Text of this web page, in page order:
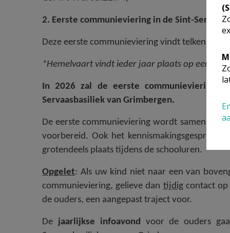
2. Eerste communieviering in de Sint-
Deze eerste communieviering vindt telkens
*Hemelvaart vindt ieder jaar plaats op een
In 2026 zal de eerste communieviering
Servaasbasiliek van Grimbergen.
De eerste communieviering wordt samen met
voorbereid. Ook het kennismakingsgesprek,
grotendeels plaats tijdens de schooluren.
Opgelet: Als uw kind niet naar een van
communieviering, gelieve dan tijdigcontact op
de ouders, een aangepast traject voor.
De jaarlijkse infoavond voor de ouders